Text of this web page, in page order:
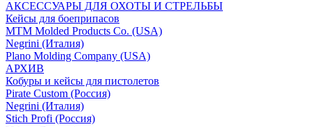
АКСЕССУАРЫ ДЛЯ ОХОТЫ И СТРЕЛЬБЫ
Кейсы для боеприпасов
MTM Molded Products Co. (USA)
Negrini (Италия)
Plano Molding Company (USA)
АРХИВ
Кобуры и кейсы для пистолетов
Pirate Custom (Россия)
Negrini (Италия)
Stich Profi (Россия)